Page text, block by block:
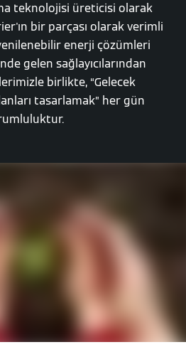
teknolojisi üreticisi olarak
bir parçası olarak verimli
enerji çözümleri
gelen sağlayıcılarından
birlikte, “Gelecek
tasarlamak” her gün